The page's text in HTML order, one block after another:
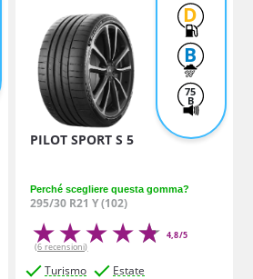
D
B
75
B
PILOT SPORT S 5
Perché scegliere questa gomma?
295/30 R21 Y (102)
4,8/5
(6 recensioni)
Turismo
Estate